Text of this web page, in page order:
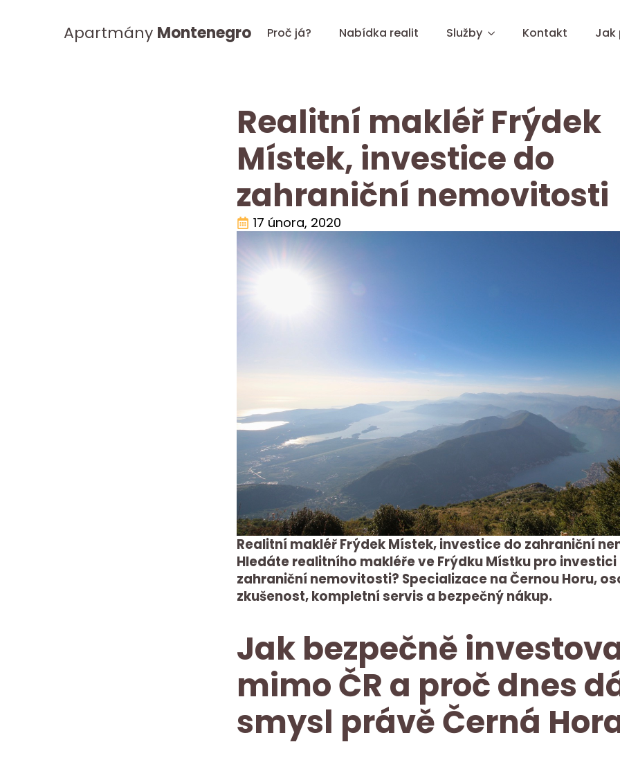
Apartmány Montenegro Proč já? Nabídka realit Služby Kontakt Jak
Realitní makléř Frýdek
Místek, investice do
zahraniční nemovitosti
17 února, 2020
Realitní makléř Frýdek Místek, investice do zahraniční
Hledáte realitního makléře ve Frýdku Místku pro investici
zahraniční nemovitosti? Specializace na Černou Horu,
zkušenost, kompletní servis a bezpečný nákup.
Jak bezpečně
mimo ČR a proč dnes
smysl právě Černá